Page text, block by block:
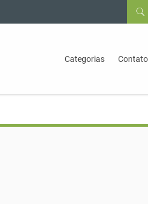
Categorias Contato